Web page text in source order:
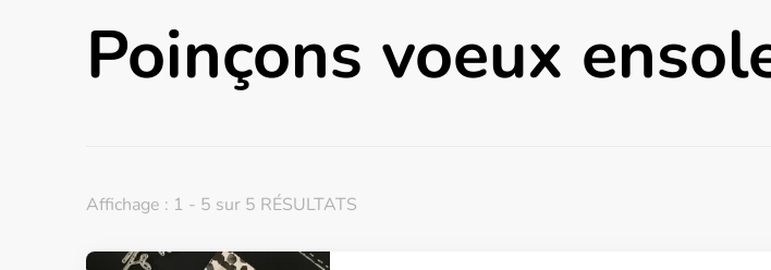
Poinçons voeux
Affichage : 1 - 5 sur 5 RÉSULTATS